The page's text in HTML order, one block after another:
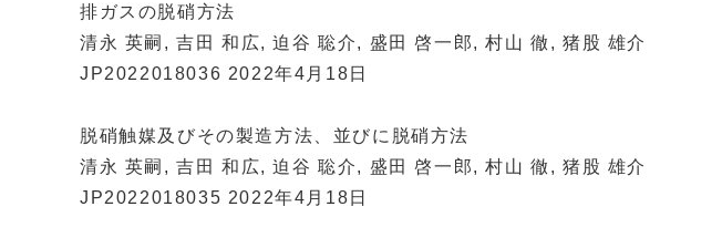
排ガスの脱硝方法
清永 英嗣, 吉田 和広, 迫谷 聡介, 盛田 啓一郎, 村山 徹, 猪股 雄介
JP2022018036 2022年4月18日
脱硝触媒及びその製造方法、並びに脱硝方法
清永 英嗣, 吉田 和広, 迫谷 聡介, 盛田 啓一郎, 村山 徹, 猪股 雄介
JP2022018035 2022年4月18日